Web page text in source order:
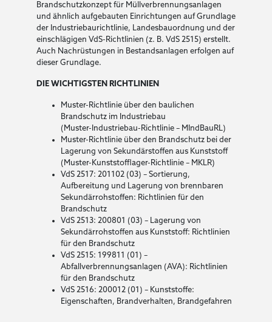
Brandschutzkonzept für Müllverbrennungsanlagen
und ähnlich aufgebauten Einrichtungen auf Grundlage
der Industriebaurichtlinie, Landesbauordnung und der
einschlägigen VdS-Richtlinien (z. B. VdS 2515) erstellt.
Auch Nachrüstungen in Bestandsanlagen erfolgen auf
dieser Grundlage.
DIE WICHTIGSTEN RICHTLINIEN
Muster-Richtlinie über den baulichen
Brandschutz im Industriebau
(Muster-Industriebau-Richtlinie – MIndBauRL)
Muster-Richtlinie über den Brandschutz bei der
Lagerung von Sekundärstoffen aus Kunststoff
(Muster-Kunststofflager-Richtlinie – MKLR)
VdS 2517: 201102 (03) – Sortierung,
Aufbereitung und Lagerung von brennbaren
Sekundärrohstoffen: Richtlinien für den
Brandschutz
VdS 2513: 200801 (03) – Lagerung von
Sekundärrohstoffen aus Kunststoff: Richtlinien
für den Brandschutz
VdS 2515: 199811 (01) –
Abfallverbrennungsanlagen (AVA): Richtlinien
für den Brandschutz
VdS 2516: 200012 (01) – Kunststoffe:
Eigenschaften, Brandverhalten, Brandgefahren